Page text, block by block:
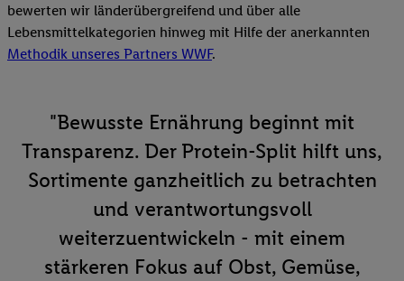
bewerten wir länderübergreifend und über alle
Lebensmittelkategorien hinweg mit Hilfe der anerkannten
Methodik unseres Partners WWF.
"Bewusste Ernährung beginnt mit
Transparenz. Der Protein-Split hilft uns,
Sortimente ganzheitlich zu betrachten
und verantwortungsvoll
weiterzuentwickeln - mit einem
stärkeren Fokus auf Obst, Gemüse,